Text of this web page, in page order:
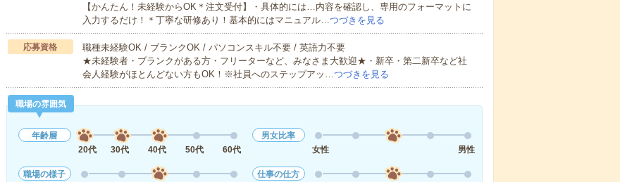
【かんたん！未経験からOK＊注文受付】・具体的には…内容を確認し、専用のフォーマットに
入力するだけ！＊丁寧な研修あり！基本的にはマニュアル…つづきを見る
応募資格
職種未経験OK / ブランクOK / パソコンスキル不要 / 英語力不要
★未経験者・ブランクがある方・フリーターなど、みなさま大歓迎★・新卒・第二新卒など社
会人経験がほとんどない方もOK！※社員へのステップアッ…つづきを見る
職場の雰囲気
年齢層
20代
30代 40代 50代 60代
男女比率
女性
男性
職場の様子
仕事の仕方